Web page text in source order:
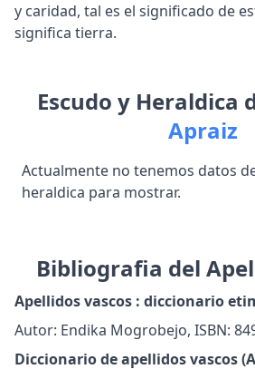
y caridad, tal es el significado de
significa tierra.
Escudo y Heraldica
Apraiz
Actualmente no tenemos datos
heraldica para mostrar.
Bibliografia del
Apellidos vascos : diccionario
Autor: Endika Mogrobejo, ISBN:
Diccionario de apellidos vascos